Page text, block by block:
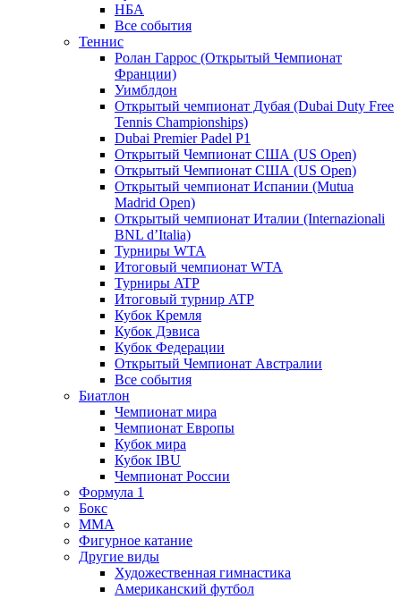
НБА
Все события
Теннис
Ролан Гаррос (Открытый Чемпионат
Франции)
Уимблдон
Открытый чемпионат Дубая (Dubai Duty Free
Tennis Championships)
Dubai Premier Padel P1
Открытый Чемпионат США (US Open)
Открытый Чемпионат США (US Open)
Открытый чемпионат Испании (Mutua
Madrid Open)
Открытый чемпионат Италии (Internazionali
BNL d’Italia)
Турниры WTA
Итоговый чемпионат WTA
Турниры ATP
Итоговый турнир ATP
Кубок Кремля
Кубок Дэвиса
Кубок Федерации
Открытый Чемпионат Австралии
Все события
Биатлон
Чемпионат мира
Чемпионат Европы
Кубок мира
Кубок IBU
Чемпионат России
Формула 1
Бокс
MMA
Фигурное катание
Другие виды
Художественная гимнастика
Американский футбол